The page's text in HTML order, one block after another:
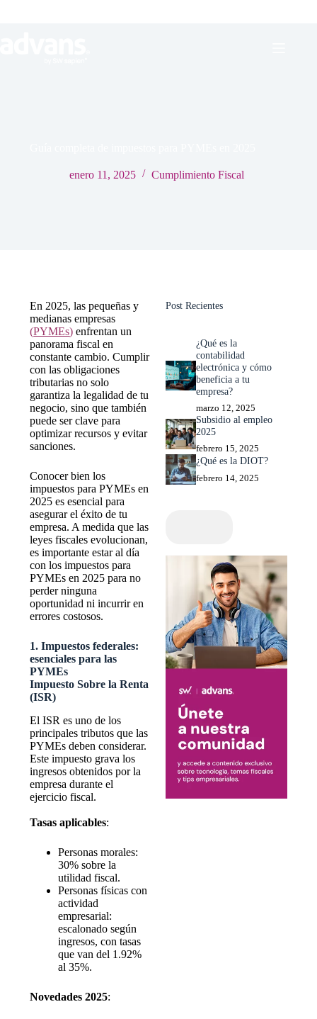
enero 11, 2025 Cumplimiento Fiscal
En 2025, las pequeñas y
medianas empresas
(PYMEs) enfrentan un
panorama fiscal en
constante cambio. Cumplir
con las obligaciones
tributarias no solo
garantiza la legalidad de tu
negocio, sino que también
puede ser clave para
optimizar recursos y evitar
sanciones.
Conocer bien los
impuestos para PYMEs en
2025 es esencial para
asegurar el éxito de tu
empresa. A medida que las
leyes fiscales evolucionan,
es importante estar al día
con los impuestos para
PYMEs en 2025 para no
perder ninguna
oportunidad ni incurrir en
errores costosos.
1. Impuestos federales:
esenciales para las
PYMEs
Impuesto Sobre la Renta
(ISR)
El ISR es uno de los
principales tributos que las
PYMEs deben considerar.
Este impuesto grava los
ingresos obtenidos por la
empresa durante el
ejercicio fiscal.
Tasas aplicables:
Personas morales:
30% sobre la
utilidad fiscal.
Personas físicas con
actividad
empresarial:
escalonado según
ingresos, con tasas
que van del 1.92%
al 35%.
Novedades 2025:
Post Recientes
¿Qué es la
contabilidad
electrónica y cómo
beneficia a tu
empresa?
marzo 12, 2025
Subsidio al empleo
2025
febrero 15, 2025
¿Qué es la DIOT?
febrero 14, 2025